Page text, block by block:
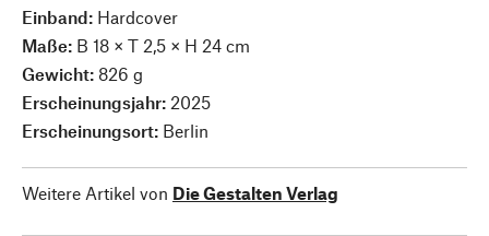
Einband: Hardcover
Maße: B 18 × T 2,5 × H 24 cm
Gewicht: 826 g
Erscheinungsjahr: 2025
Erscheinungsort: Berlin
Weitere Artikel von Die Gestalten Verlag